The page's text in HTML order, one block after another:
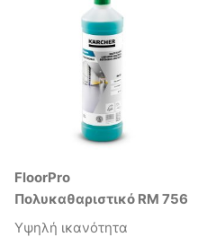
FloorPro
Πολυκαθαριστικό RM 756
Υψηλή ικανότητα